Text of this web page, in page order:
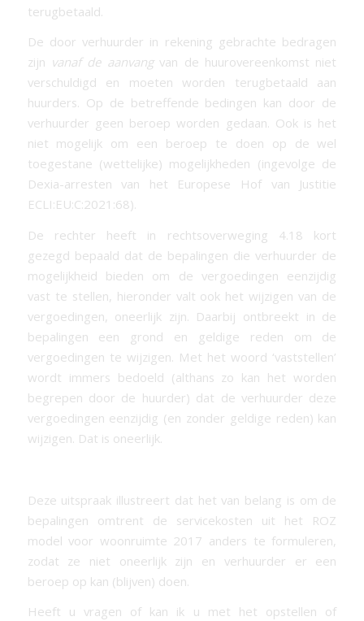
terugbetaald.
De door verhuurder in rekening gebrachte bedragen
zijn vanaf de aanvangvan de huurovereenkomst niet
verschuldigd en moeten worden terugbetaald aan
huurders. Op de betreffende bedingen kan door de
verhuurder geen beroep worden gedaan. Ook is het
niet mogelijk om een beroep te doen op de wel
toegestane (wettelijke) mogelijkheden (ingevolge de
Dexia-arresten van het Europese Hof van Justitie
ECLI:EU:C:2021:68).
De rechter heeft in rechtsoverweging 4.18 kort
gezegd bepaald dat de bepalingen die verhuurder de
mogelijkheid bieden om de vergoedingen eenzijdig
vast te stellen, hieronder valt ook het wijzigen van de
vergoedingen, oneerlijk zijn. Daarbij ontbreekt in de
bepalingen een grond en geldige reden om de
vergoedingen te wijzigen. Met het woord ‘vaststellen’
wordt immers bedoeld (althans zo kan het worden
begrepen door de huurder) dat de verhuurder deze
vergoedingen eenzijdig (en zonder geldige reden) kan
wijzigen. Dat is oneerlijk.
Deze uitspraak illustreert dat het van belang is om de
bepalingen omtrent de servicekosten uit het ROZ
model voor woonruimte 2017 anders te formuleren,
zodat ze niet oneerlijk zijn en verhuurder er een
beroep op kan (blijven) doen.
Heeft u vragen of kan ik u met het opstellen of